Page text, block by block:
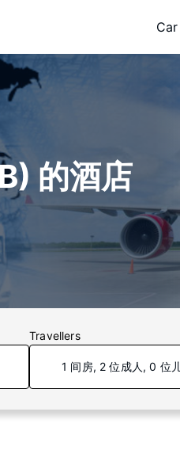
的酒店
Travellers
1 间房, 2 位成人, 0 位